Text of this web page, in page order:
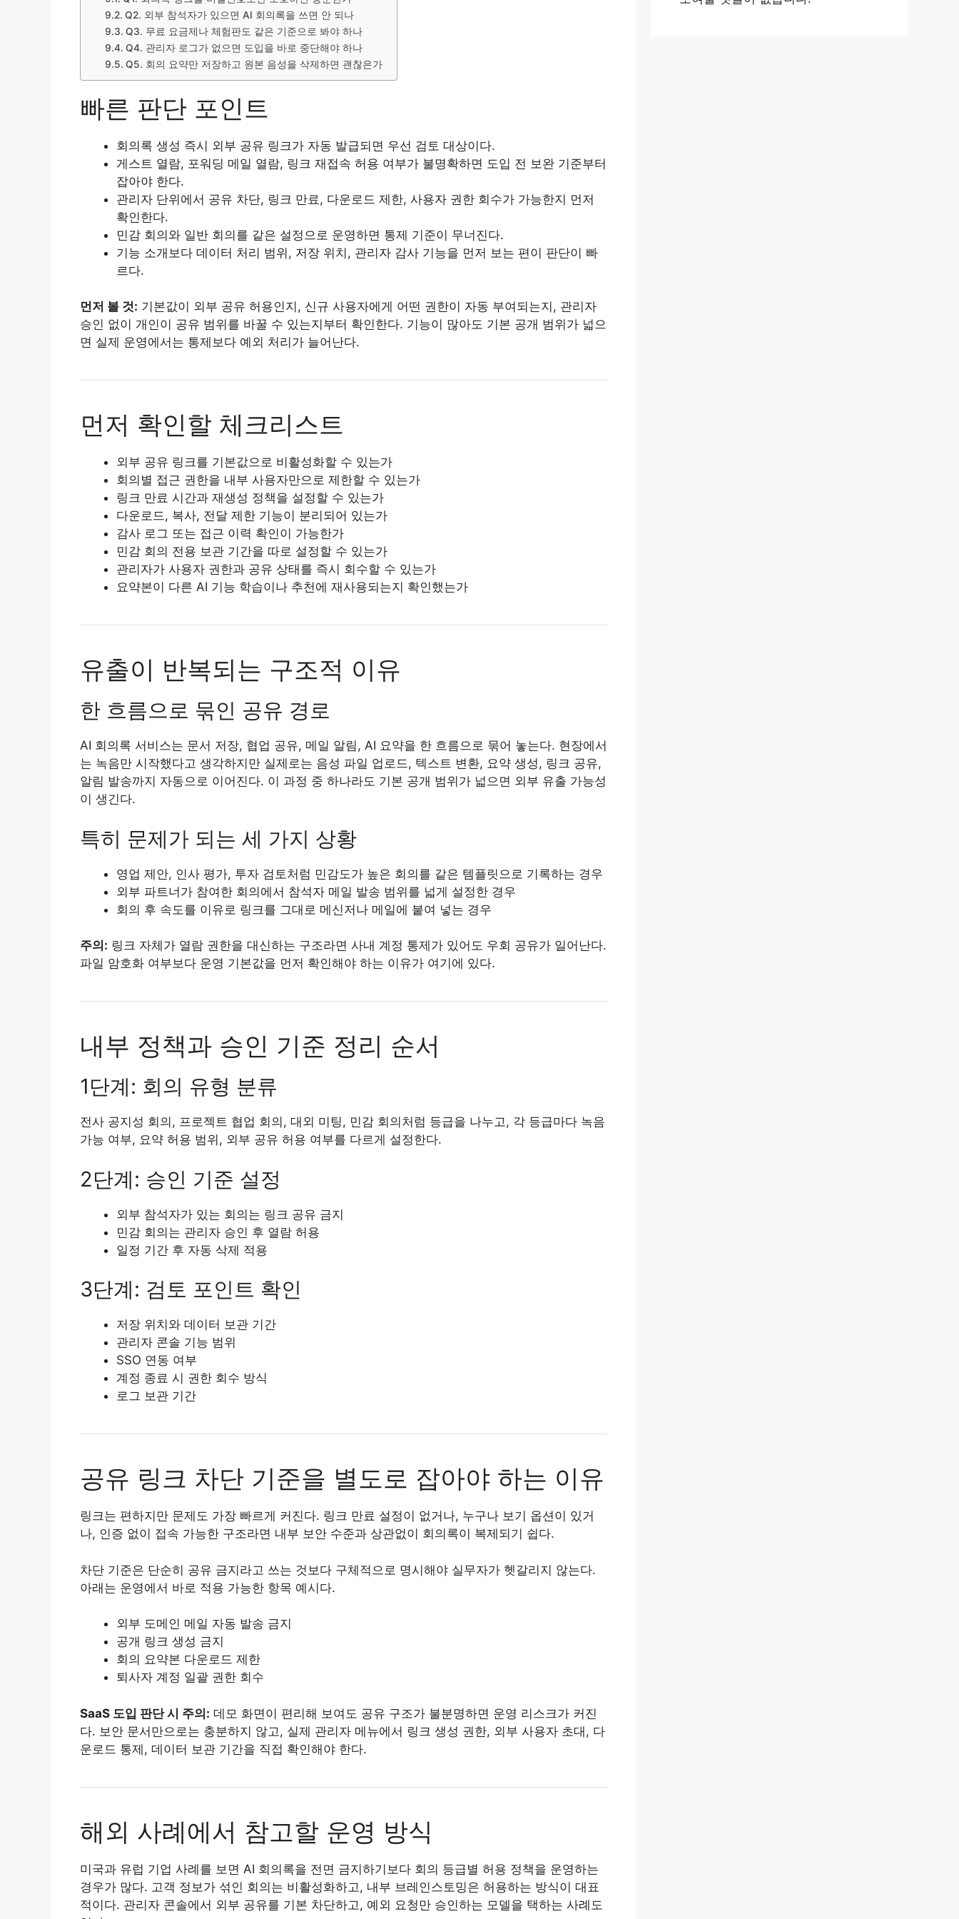
Q2. 외부 참석자가 있으면 AI 회의록을 쓰면 안 되나
Q3. 무료 요금제나 체험판도 같은 기준으로 봐야 하나
Q4. 관리자 로그가 없으면 도입을 바로 중단해야 하나
Q5. 회의 요약만 저장하고 원본 음성을 삭제하면 괜찮은가
빠른 판단 포인트
회의록 생성 즉시 외부 공유 링크가 자동 발급되면 우선 검토 대상이다.
게스트 열람, 포워딩 메일 열람, 링크 재접속 허용 여부가 불명확하면 도입 전 보완 기준부터
잡아야 한다.
관리자 단위에서 공유 차단, 링크 만료, 다운로드 제한, 사용자 권한 회수가 가능한지 먼저
확인한다.
민감 회의와 일반 회의를 같은 설정으로 운영하면 통제 기준이 무너진다.
기능 소개보다 데이터 처리 범위, 저장 위치, 관리자 감사 기능을 먼저 보는 편이 판단이 빠
르다.
먼저 볼 것: 기본값이 외부 공유 허용인지, 신규 사용자에게 어떤 권한이 자동 부여되는지, 관리자
승인 없이 개인이 공유 범위를 바꿀 수 있는지부터 확인한다. 기능이 많아도 기본 공개 범위가 넓으
면 실제 운영에서는 통제보다 예외 처리가 늘어난다.
먼저 확인할 체크리스트
외부 공유 링크를 기본값으로 비활성화할 수 있는가
회의별 접근 권한을 내부 사용자만으로 제한할 수 있는가
링크 만료 시간과 재생성 정책을 설정할 수 있는가
다운로드, 복사, 전달 제한 기능이 분리되어 있는가
감사 로그 또는 접근 이력 확인이 가능한가
민감 회의 전용 보관 기간을 따로 설정할 수 있는가
관리자가 사용자 권한과 공유 상태를 즉시 회수할 수 있는가
요약본이 다른 AI 기능 학습이나 추천에 재사용되는지 확인했는가
유출이 반복되는 구조적 이유
한 흐름으로 묶인 공유 경로
AI 회의록 서비스는 문서 저장, 협업 공유, 메일 알림, AI 요약을 한 흐름으로 묶어 놓는다. 현장에서
는 녹음만 시작했다고 생각하지만 실제로는 음성 파일 업로드, 텍스트 변환, 요약 생성, 링크 공유,
알림 발송까지 자동으로 이어진다. 이 과정 중 하나라도 기본 공개 범위가 넓으면 외부 유출 가능성
이 생긴다.
특히 문제가 되는 세 가지 상황
영업 제안, 인사 평가, 투자 검토처럼 민감도가 높은 회의를 같은 템플릿으로 기록하는 경우
외부 파트너가 참여한 회의에서 참석자 메일 발송 범위를 넓게 설정한 경우
회의 후 속도를 이유로 링크를 그대로 메신저나 메일에 붙여 넣는 경우
주의: 링크 자체가 열람 권한을 대신하는 구조라면 사내 계정 통제가 있어도 우회 공유가 일어난다.
파일 암호화 여부보다 운영 기본값을 먼저 확인해야 하는 이유가 여기에 있다.
내부 정책과 승인 기준 정리 순서
1단계: 회의 유형 분류
전사 공지성 회의, 프로젝트 협업 회의, 대외 미팅, 민감 회의처럼 등급을 나누고, 각 등급마다 녹음
가능 여부, 요약 허용 범위, 외부 공유 허용 여부를 다르게 설정한다.
2단계: 승인 기준 설정
외부 참석자가 있는 회의는 링크 공유 금지
민감 회의는 관리자 승인 후 열람 허용
일정 기간 후 자동 삭제 적용
3단계: 검토 포인트 확인
저장 위치와 데이터 보관 기간
관리자 콘솔 기능 범위
SSO 연동 여부
계정 종료 시 권한 회수 방식
로그 보관 기간
공유 링크 차단 기준을 별도로 잡아야 하는 이유
링크는 편하지만 문제도 가장 빠르게 커진다. 링크 만료 설정이 없거나, 누구나 보기 옵션이 있거
나, 인증 없이 접속 가능한 구조라면 내부 보안 수준과 상관없이 회의록이 복제되기 쉽다.
차단 기준은 단순히 공유 금지라고 쓰는 것보다 구체적으로 명시해야 실무자가 헷갈리지 않는다.
아래는 운영에서 바로 적용 가능한 항목 예시다.
외부 도메인 메일 자동 발송 금지
공개 링크 생성 금지
회의 요약본 다운로드 제한
퇴사자 계정 일괄 권한 회수
SaaS 도입 판단 시 주의: 데모 화면이 편리해 보여도 공유 구조가 불분명하면 운영 리스크가 커진
다. 보안 문서만으로는 충분하지 않고, 실제 관리자 메뉴에서 링크 생성 권한, 외부 사용자 초대, 다
운로드 통제, 데이터 보관 기간을 직접 확인해야 한다.
해외 사례에서 참고할 운영 방식
미국과 유럽 기업 사례를 보면 AI 회의록을 전면 금지하기보다 회의 등급별 허용 정책을 운영하는
경우가 많다. 고객 정보가 섞인 회의는 비활성화하고, 내부 브레인스토밍은 허용하는 방식이 대표
적이다. 관리자 콘솔에서 외부 공유를 기본 차단하고, 예외 요청만 승인하는 모델을 택하는 사례도